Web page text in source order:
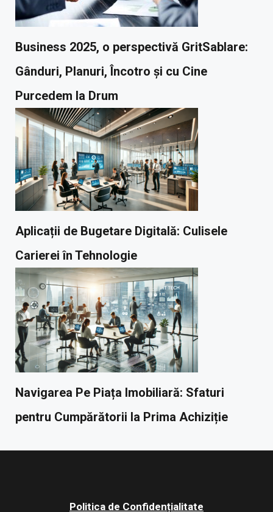
Business 2025, o perspectivă GritSablare:
Gânduri, Planuri, Încotro și cu Cine
Purcedem la Drum
Aplicații de Bugetare Digitală: Culisele
Carierei în Tehnologie
Navigarea Pe Piața Imobiliară: Sfaturi
pentru Cumpărătorii la Prima Achiziție
Politica de Confidențialitate